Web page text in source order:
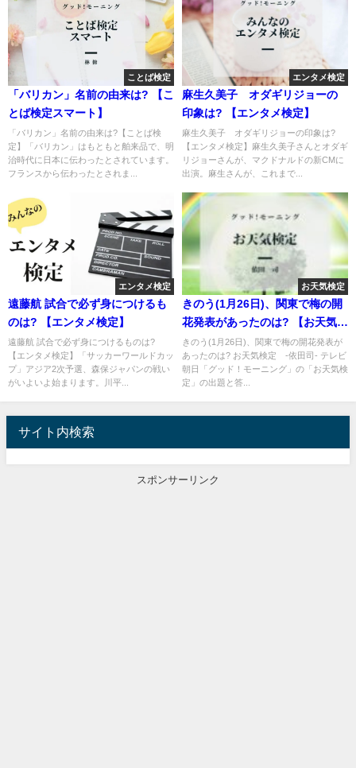
ことば検定
「バリカン」名前の由来は? 【こ
とば検定スマート】
「バリカン」名前の由来は?【ことば検
定】「バリカン」はもともと舶来品で、明
治時代に日本に伝わったとされています。
フランスから伝わったとされま...
エンタメ検定
麻生久美子 オダギリジョーの
印象は? 【エンタメ検定】
麻生久美子 オダギリジョーの印象は?
【エンタメ検定】麻生久美子さんとオダギ
リジョーさんが、マクドナルドの新CMに
出演。麻生さんが、これまで...
エンタメ検定
遠藤航 試合で必ず身につけるも
のは? 【エンタメ検定】
遠藤航 試合で必ず身につけるものは?
【エンタメ検定】「サッカーワールドカッ
プ」アジア2次予選、森保ジャパンの戦い
がいよいよ始まります。川平...
お天気検定
きのう(1月26日)、関東で梅の開
花発表があったのは? 【お天気検
定】
きのう(1月26日)、関東で梅の開花発表が
あったのは? お天気検定 -依田司- テレビ
朝日「グッド！モーニング」の「お天気検
定」の出題と答...
サイト内検索
スポンサーリンク